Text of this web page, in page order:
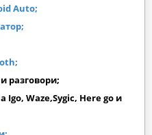
Auto;
разговори;
Waze,Sygic, Here go и